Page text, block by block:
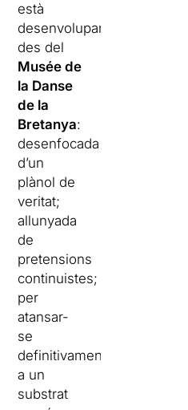
està
desenvolupant
des del
Musée de
la Danse
de la
Bretanya:
desenfocada
d’un
plànol de
veritat;
allunyada
de
pretensions
continuistes;
per
atansar-
se
definitivament
a un
substrat